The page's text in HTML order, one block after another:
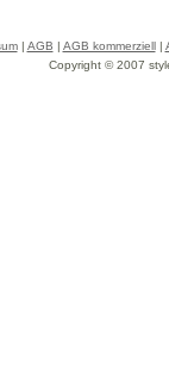
| AGB | AGB kommerziell|
Copyright © 2007